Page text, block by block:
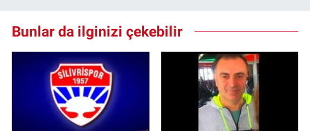
Bunlar da ilginizi çekebilir